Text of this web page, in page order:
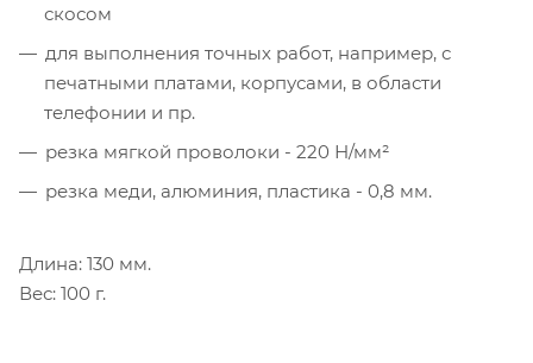
скосом
для выполнения точных работ, например, с
печатными платами, корпусами, в области
телефонии и пр.
резка мягкой проволоки - 220 Н/мм²
резка меди, алюминия, пластика - 0,8 мм.
Длина: 130 мм.
Вес: 100 г.